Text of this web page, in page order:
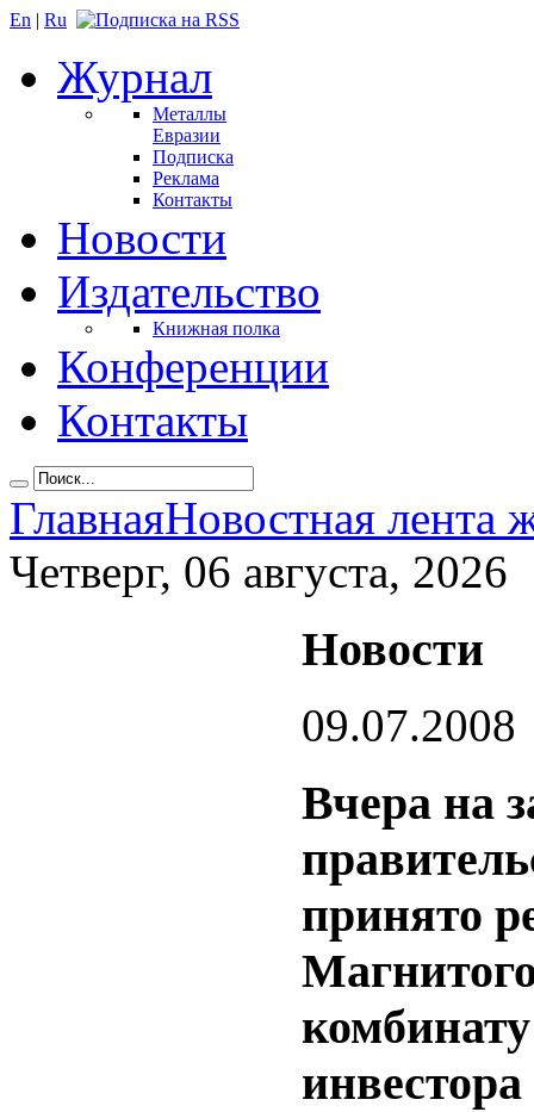
En | Ru
Журнал
Металлы
Евразии
Подписка
Реклама
Контакты
Новости
Издательство
Книжная полка
Конференции
Контакты
ГлавнаяНовостная лента
Четверг, 06 августа, 2026
Новости
09.07.2008
Вчера на
принято
комбинату
инвестора